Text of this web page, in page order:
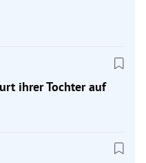
ihrer Tochter auf